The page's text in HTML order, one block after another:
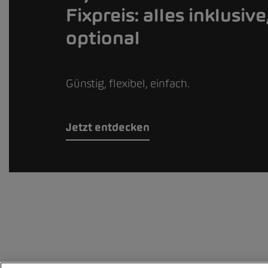
Fixpreis: alles
optional
Günstig, flexibel, einfach.
Jetzt entdecken